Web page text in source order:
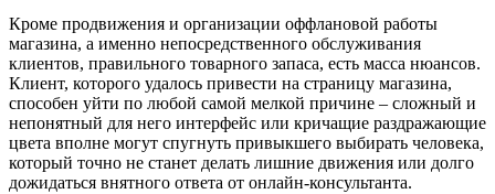
Кроме продвижения и организации оффлановой работы
магазина, а именно непосредственного обслуживания
клиентов, правильного товарного запаса, есть масса нюансов.
Клиент, которого удалось привести на страницу магазина,
способен уйти по любой самой мелкой причине – сложный и
непонятный для него интерфейс или кричащие раздражающие
цвета вполне могут спугнуть привыкшего выбирать человека,
который точно не станет делать лишние движения или долго
дожидаться внятного ответа от онлайн-консультанта.